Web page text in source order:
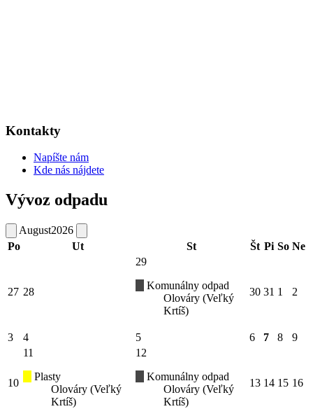
Kontakty
Napíšte nám
Kde nás nájdete
Vývoz odpadu
August2026
Po
Ut St Št Pi So Ne
27 28
29
Komunálny odpad
Olováry (Veľký
Krtíš)
30 31 1 2
3 4 5 6 7 8 9
10
11
Plasty
Olováry (Veľký
Krtíš)
12
Komunálny odpad
Olováry (Veľký
Krtíš)
13 14 15 16